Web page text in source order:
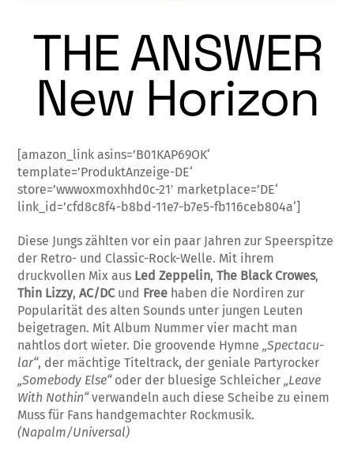
THE ANSWER
New Horizon
[amazon_link asins=’B01KAP69OK‘
template=’ProduktAnzeige-DE‘
store=’wwwoxmoxhhd0c-21′ marketplace=’DE‘
link_id=’cfd8c8f4-b8bd-11e7-b7e5-fb116ceb804a‘]
Diese Jungs zählten vor ein paar Jahren zur Speerspitze
der Retro- und Classic-Rock-Welle. Mit ihrem
druckvollen Mix aus Led Zeppelin,The Black Crow­­­es,
Thin Lizzy,AC/DCund Free haben die Nordiren zur
Popu­la­rität des alten Sounds unter jungen Leu­ten
beigetragen. Mit Album Num­mer vier macht man
nahtlos dort wie­ter. Die groovende Hymne „Spectacu­
lar“, der mächtige Titeltrack, der ge­niale Partyrocker
„Somebody Else“oder der bluesige Schleicher „Leave
With Nothin“verwandeln auch diese Scheibe zu einem
Muss für Fans hand­gemachter Rockmusik.
(Napalm/Universal)